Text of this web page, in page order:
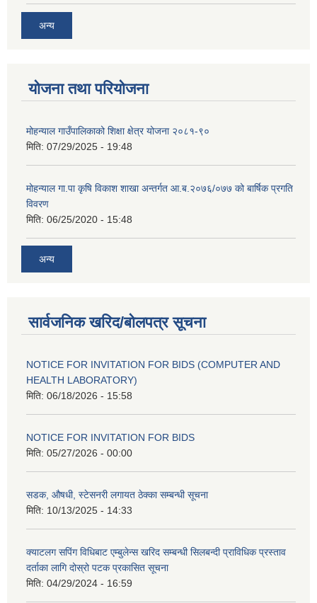
अन्य
योजना तथा परियोजना
मोहन्याल गाउँपालिकाको शिक्षा क्षेत्र योजना २०८१-९०
मिति: 07/29/2025 - 19:48
मोहन्याल गा.पा कृषि विकाश शाखा अन्तर्गत आ.ब.२०७६/०७७ को बार्षिक प्रगति
विवरण
मिति: 06/25/2020 - 15:48
अन्य
सार्वजनिक खरिद/बोलपत्र सूचना
NOTICE FOR INVITATION FOR BIDS (COMPUTER AND
HEALTH LABORATORY)
मिति: 06/18/2026 - 15:58
NOTICE FOR INVITATION FOR BIDS
मिति: 05/27/2026 - 00:00
सडक, औषधी, स्टेसनरी लगायत ठेक्का सम्बन्धी सूचना
मिति: 10/13/2025 - 14:33
क्याटलग सपिंग विधिबाट एम्बुलेन्स खरिद सम्बन्धी सिलबन्दी प्राविधिक प्रस्ताव
दर्ताका लागि दोस्रो पटक प्रकासित सूचना
मिति: 04/29/2024 - 16:59